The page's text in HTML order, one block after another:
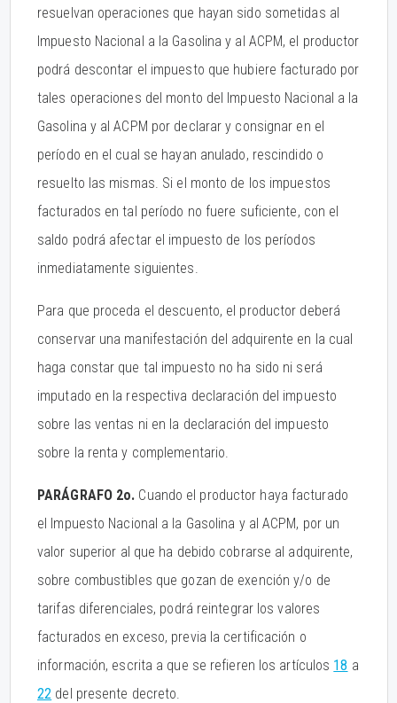
resuelvan operaciones que hayan sido sometidas al
Impuesto Nacional a la Gasolina y al ACPM, el productor
podrá descontar el impuesto que hubiere facturado por
tales operaciones del monto del Impuesto Nacional a la
Gasolina y al ACPM por declarar y consignar en el
período en el cual se hayan anulado, rescindido o
resuelto las mismas. Si el monto de los impuestos
facturados en tal período no fuere suficiente, con el
saldo podrá afectar el impuesto de los períodos
inmediatamente siguientes.
Para que proceda el descuento, el productor deberá
conservar una manifestación del adquirente en la cual
haga constar que tal impuesto no ha sido ni será
imputado en la respectiva declaración del impuesto
sobre las ventas ni en la declaración del impuesto
sobre la renta y complementario.
PARÁGRAFO 2o. Cuando el productor haya facturado
el Impuesto Nacional a la Gasolina y al ACPM, por un
valor superior al que ha debido cobrarse al adquirente,
sobre combustibles que gozan de exención y/o de
tarifas diferenciales, podrá reintegrar los valores
facturados en exceso, previa la certificación o
información, escrita a que se refieren los artículos 18 a
22 del presente decreto.